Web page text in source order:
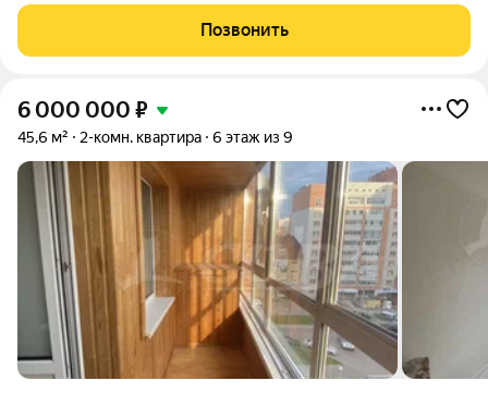
м2. Жилая по техпаспорту 80. Санузел объединен 10 м2. Есть
гардеробная. Комнаты
Позвонить
6 000 000 ₽
45,6 м² 2-комн. квартира 6 этаж из 9